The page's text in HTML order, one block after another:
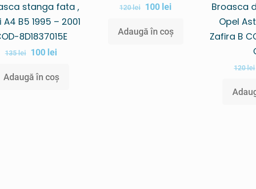
stanga fata ,
A4 B5 1995 – 2001
8D1837015E
135lei 100 lei
Adaugă în coș
120lei 100 lei
Adaugă în coș
Broasca
Opel
Zafira B
120lei